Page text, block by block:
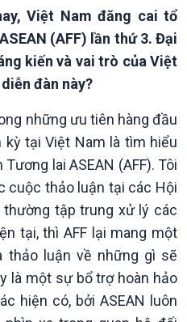
Thời sự 18h
Thời sự 21h30
Bản tin
Chuyên mục
Theo dòng Thời sự
Việt Nam đăng cai tổ
(AFF) lần thứ 3. Đại
kiến ​​và vai trò của Việt
đàn này?
những ưu tiên hàng đầu
tại Việt Nam là tìm hiểu
lai ASEAN (AFF). Tôi
cuộc thảo luận tại các Hội
thường tập trung xử lý các
tại, thì AFF lại mang một
thảo luận về những gì sẽ
là một sự bổ trợ hoàn hảo
hiện có, bởi ASEAN luôn